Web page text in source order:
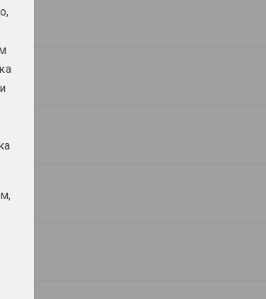
снег
живопись
печатное произведение
в интерьере